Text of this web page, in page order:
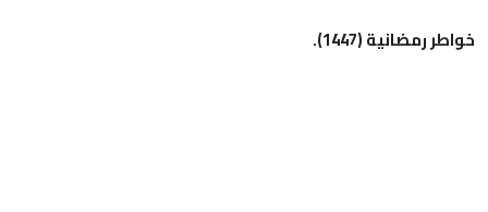
خواطر رمضانية (1447).